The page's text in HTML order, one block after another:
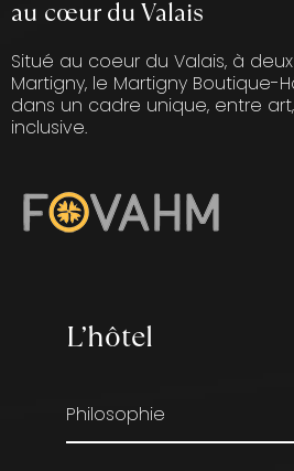
au cœur du Valais
Situé au coeur du Valais, à
Martigny, le Martigny Boutique-
dans un cadre unique, entre
inclusive.
L’hôtel
Philosophie